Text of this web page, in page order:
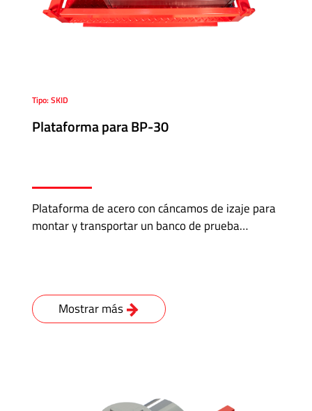
Tipo: SKID
Plataforma para BP-30
Plataforma de acero con cáncamos de izaje para
montar y transportar un banco de prueba…
Mostrar más